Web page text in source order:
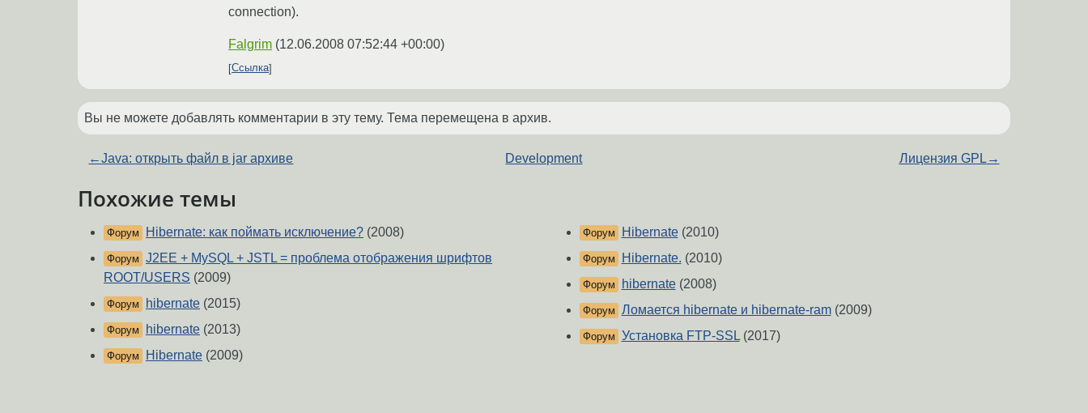
connection).
Falgrim (12.06.2008 07:52:44 +00:00)
Ссылка
Вы не можете добавлять комментарии в эту тему. Тема перемещена в архив.
←Java: открыть файл в jar архиве Development Лицензия GPL →
Похожие темы
Форум Hibernate: как поймать исключение? (2008)
Форум J2EE + MySQL + JSTL = проблема отображения шрифтов
ROOT/USERS (2009)
Форум hibernate (2015)
Форум hibernate (2013)
Форум Hibernate (2009)
Форум Hibernate(2010)
Форум Hibernate. (2010)
Форум hibernate(2008)
Форум Ломается hibernate и hibernate-ram(2009)
Форум Установка FTP-SSL(2017)